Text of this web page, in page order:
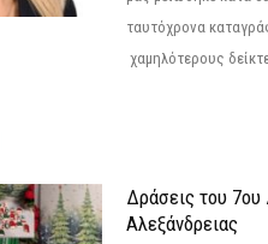
ταυτόχρονα
χαμηλότερους
Δράσεις του 7ου
Αλεξάνδρειας